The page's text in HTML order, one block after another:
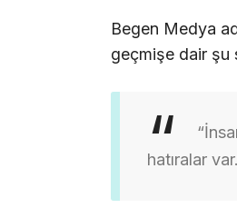
Begen Medya
geçmişe dair şu
hatıralar